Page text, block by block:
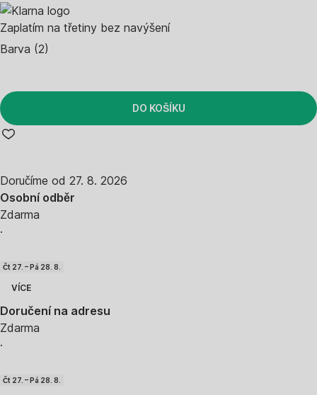
Zaplatím na třetiny bez navýšení
Barva (2)
DO KOŠÍKU
Doručíme od 27. 8. 2026
Osobní odběr
Zdarma
·
Čt 27. – Pá 28. 8.
VÍCE
Doručení na adresu
Zdarma
·
Čt 27. – Pá 28. 8.